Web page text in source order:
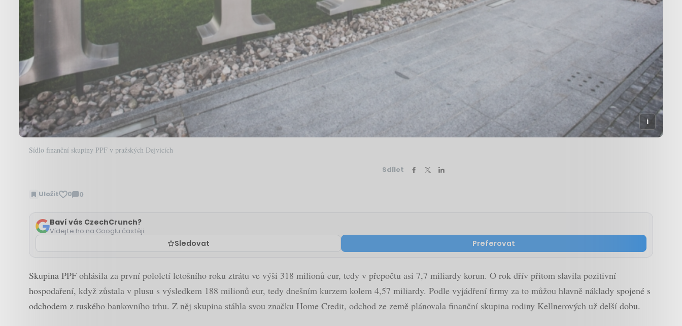
Sídlo finanční skupiny PPF v pražských Dejvicích
Sdílet
Uložit 0 0
Zobrazit
Baví vás CzechCrunch?
Vídejte ho na Googlu častěji.
Sledovat Preferovat
Skupina PPF ohlásila za první pololetí letošního roku ztrátu ve výši 318 milionů eur, tedy v přepočtu asi 7,7 miliardy korun. O rok dřív přitom slavila pozitivní
hospodaření, když zůstala v plusu s výsledkem 188 milionů eur, tedy dnešním kurzem kolem 4,57 miliardy. Podle vyjádření firmy za to můžou hlavně náklady spojené s
odchodem z ruského bankovního trhu. Z něj skupina stáhla svou značku Home Credit, odchod ze země plánovala finanční skupina rodiny Kellnerových už delší dobu.